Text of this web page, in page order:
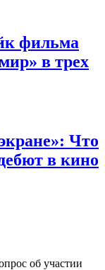
фильма
в трех
Что
в кино
об участии